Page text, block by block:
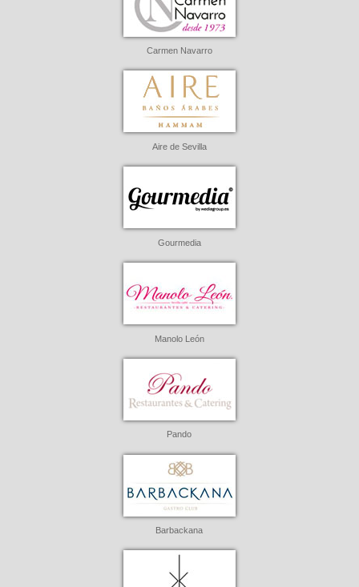
Carmen Navarro
Aire de Sevilla
Gourmedia
Manolo León
Pando
Barbackana